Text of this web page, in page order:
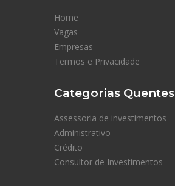
Home
Vagas
Empresas
Termos e Privacidade
Categorias Quentes
Assessoria de investimentos
Administrativo
Crédito
Consultor de Investimentos